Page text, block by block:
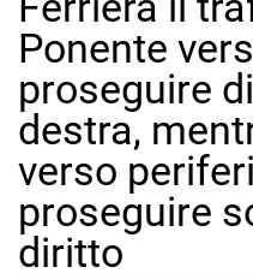
Ponente
proseguire
destra,
verso
proseguire
diritto